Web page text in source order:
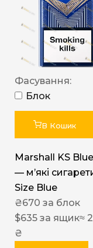
Фасування:
Блок
В Кошик
Marshall KS Blue
— м’які
Size Blue
₴670 за блок
$635 за ящик≈
₴